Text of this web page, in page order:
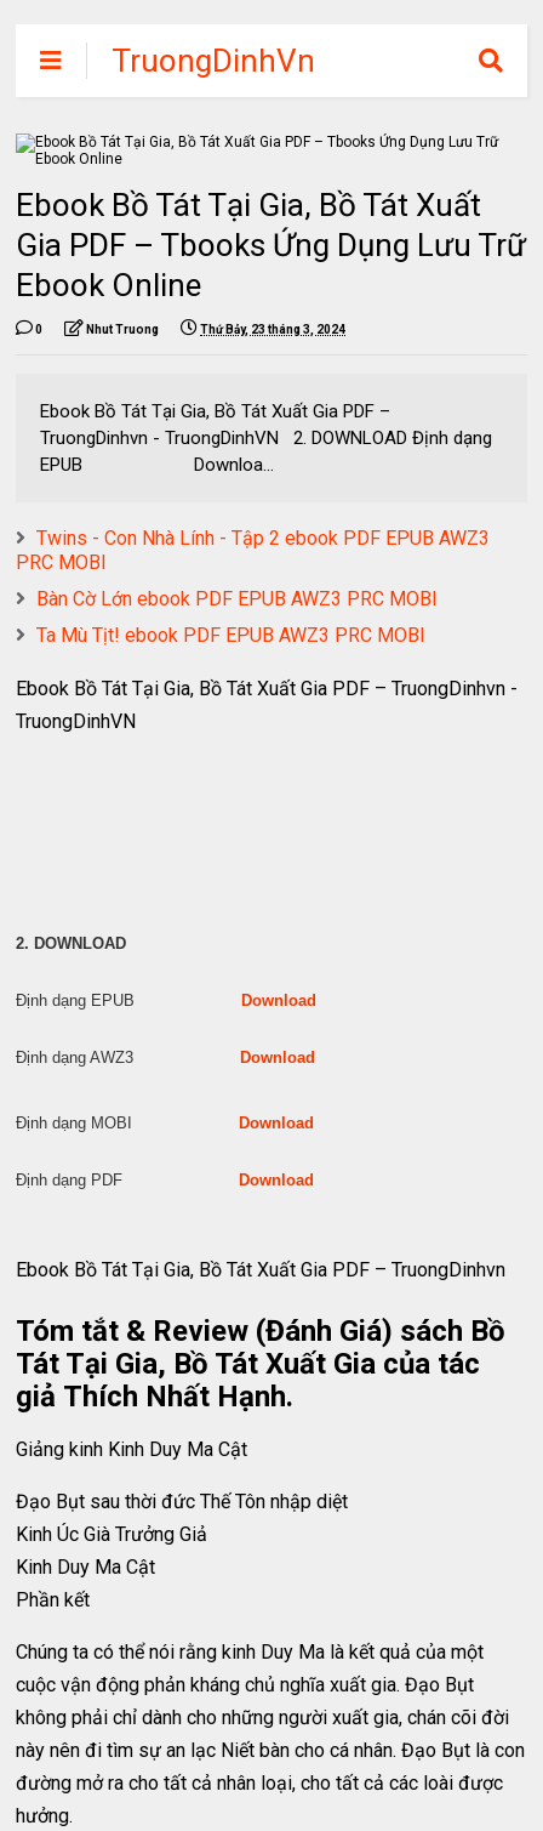
TruongDinhVn
Chia sẽ ebook,
các khóa học,
phần mềm học
tập miễn phí
Ebook Bồ Tát Tại Gia, Bồ Tát Xuất
Gia PDF – Tbooks Ứng Dụng Lưu Trữ
Ebook Online
0 Nhut Truong Thứ Bảy, 23 tháng 3, 2024
Ebook Bồ Tát Tại Gia, Bồ Tát Xuất Gia PDF –
TruongDinhvn - TruongDinhVN 2. DOWNLOAD Định dạng
EPUB Downloa...
Twins - Con Nhà Lính - Tập 2 ebook PDF EPUB AWZ3
PRC MOBI
Bàn Cờ Lớn ebook PDF EPUB AWZ3 PRC MOBI
Ta Mù Tịt! ebook PDF EPUB AWZ3 PRC MOBI
Ebook Bồ Tát Tại Gia, Bồ Tát Xuất Gia PDF – TruongDinhvn -
TruongDinhVN
2. DOWNLOAD
Định dạng EPUB Download
Định dạng AWZ3 Download
Định dạng MOBI Download
Định dạng PDF Download
Ebook Bồ Tát Tại Gia, Bồ Tát Xuất Gia PDF – TruongDinhvn
Tóm tắt & Review (Đánh Giá) sách Bồ
Tát Tại Gia, Bồ Tát Xuất Gia của tác
giả Thích Nhất Hạnh.
Giảng kinh Kinh Duy Ma Cật
Đạo Bụt sau thời đức Thế Tôn nhập diệt
Kinh Úc Già Trưởng Giả
Kinh Duy Ma Cật
Phần kết
Chúng ta có thể nói rằng kinh Duy Ma là kết quả của một
cuộc vận động phản kháng chủ nghĩa xuất gia. Đạo Bụt
không phải chỉ dành cho những người xuất gia, chán cõi đời
này nên đi tìm sự an lạc Niết bàn cho cá nhân. Đạo Bụt là con
đường mở ra cho tất cả nhân loại, cho tất cả các loài được
hưởng.